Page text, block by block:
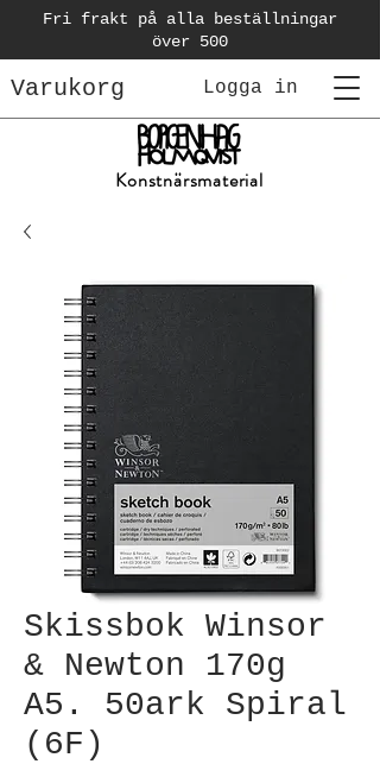
Fri frakt på alla beställningar
över 500
Varukorg Logga in
Konstnärsmaterial
Skissbok Winsor
& Newton 170g
A5. 50ark Spiral
(6F)